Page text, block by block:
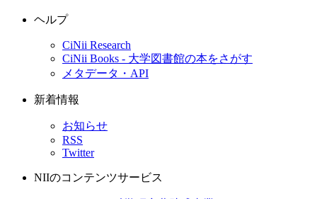
ヘルプ
CiNii Research
CiNii Books - 大学図書館の本をさがす
メタデータ・API
新着情報
お知らせ
RSS
Twitter
NIIのコンテンツサービス